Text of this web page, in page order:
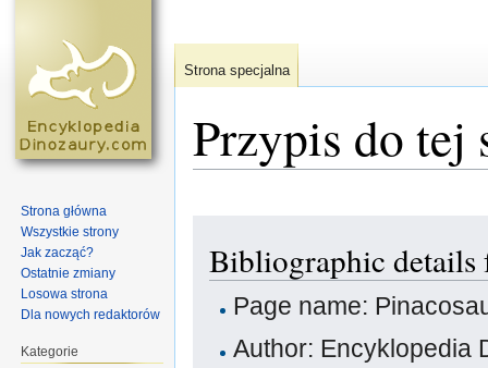
Przypis do tej
Bibliographic details
Page name:
Author: Encyklopedia
Strona specjalna
Strona główna
Wszystkie strony
Jak zacząć?
Ostatnie zmiany
Losowa strona
Dla nowych redaktorów
Kategorie